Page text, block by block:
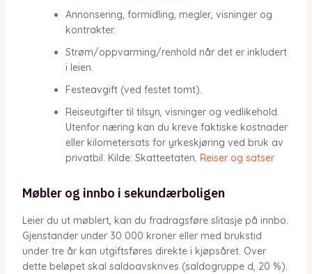
Annonsering, formidling, megler, visninger og
kontrakter.
Strøm/oppvarming/renhold når det er inkludert
i leien.
Festeavgift (ved festet tomt).
Reiseutgifter til tilsyn, visninger og vedlikehold.
Utenfor næring kan du kreve faktiske kostnader
eller kilometersats for yrkeskjøring ved bruk av
privatbil. Kilde: Skatteetaten. Reiser og satser
Møbler og innbo i sekundærboligen
Leier du ut møblert, kan du fradragsføre slitasje på innbo.
Gjenstander under 30 000 kroner eller med brukstid
under tre år kan utgiftsføres direkte i kjøpsåret. Over
dette beløpet skal saldoavskrives (saldogruppe d, 20 %).